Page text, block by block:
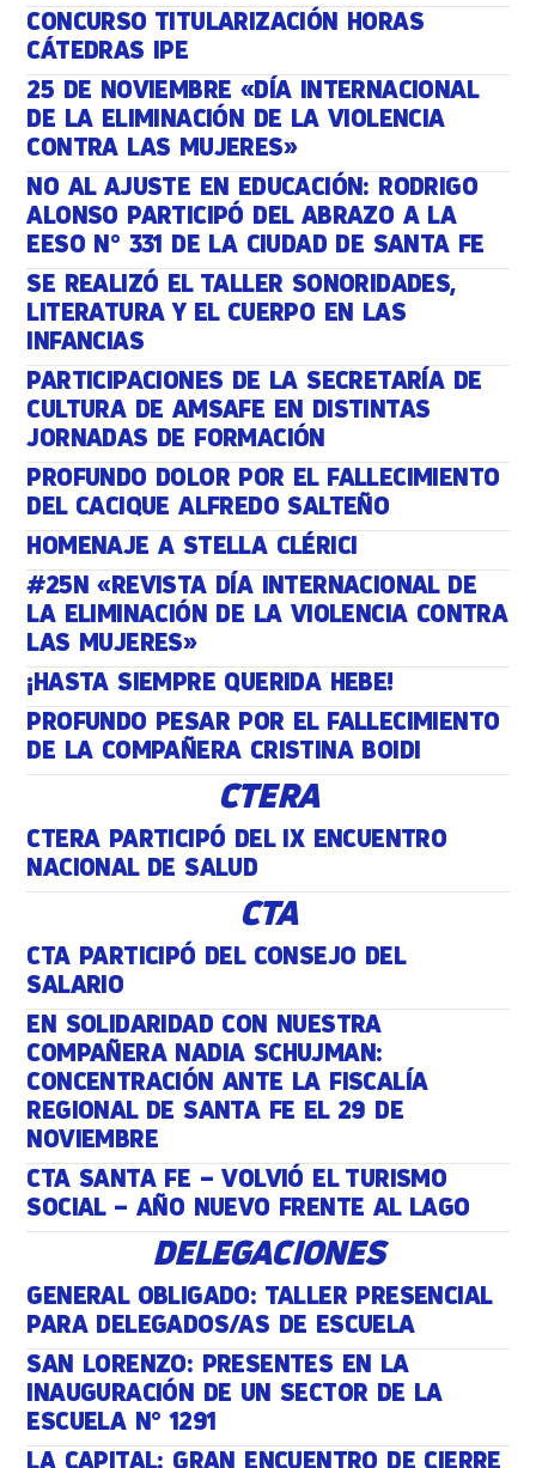
CONCURSO TITULARIZACIÓN HORAS
CÁTEDRAS IPE
25 DE NOVIEMBRE «DÍA INTERNACIONAL
DE LA ELIMINACIÓN DE LA VIOLENCIA
CONTRA LAS MUJERES»
NO AL AJUSTE EN EDUCACIÓN: RODRIGO
ALONSO PARTICIPÓ DEL ABRAZO A LA
EESO N° 331 DE LA CIUDAD DE SANTA FE
SE REALIZÓ EL TALLER SONORIDADES,
LITERATURA Y EL CUERPO EN LAS
INFANCIAS
PARTICIPACIONES DE LA SECRETARÍA DE
CULTURA DE AMSAFE EN DISTINTAS
JORNADAS DE FORMACIÓN
PROFUNDO DOLOR POR EL FALLECIMIENTO
DEL CACIQUE ALFREDO SALTEÑO
HOMENAJE A STELLA CLÉRICI
#25N «REVISTA DÍA INTERNACIONAL DE
LA ELIMINACIÓN DE LA VIOLENCIA CONTRA
LAS MUJERES»
¡HASTA SIEMPRE QUERIDA HEBE!
PROFUNDO PESAR POR EL FALLECIMIENTO
DE LA COMPAÑERA CRISTINA BOIDI
CTERA
CTERA PARTICIPÓ DEL IX ENCUENTRO
NACIONAL DE SALUD
CTA
CTA PARTICIPÓ DEL CONSEJO DEL
SALARIO
EN SOLIDARIDAD CON NUESTRA
COMPAÑERA NADIA SCHUJMAN:
CONCENTRACIÓN ANTE LA FISCALÍA
REGIONAL DE SANTA FE EL 29 DE
NOVIEMBRE
CTA SANTA FE – VOLVIÓ EL TURISMO
SOCIAL – AÑO NUEVO FRENTE AL LAGO
DELEGACIONES
GENERAL OBLIGADO: TALLER PRESENCIAL
PARA DELEGADOS/AS DE ESCUELA
SAN LORENZO: PRESENTES EN LA
INAUGURACIÓN DE UN SECTOR DE LA
ESCUELA N° 1291
LA CAPITAL: GRAN ENCUENTRO DE CIERRE